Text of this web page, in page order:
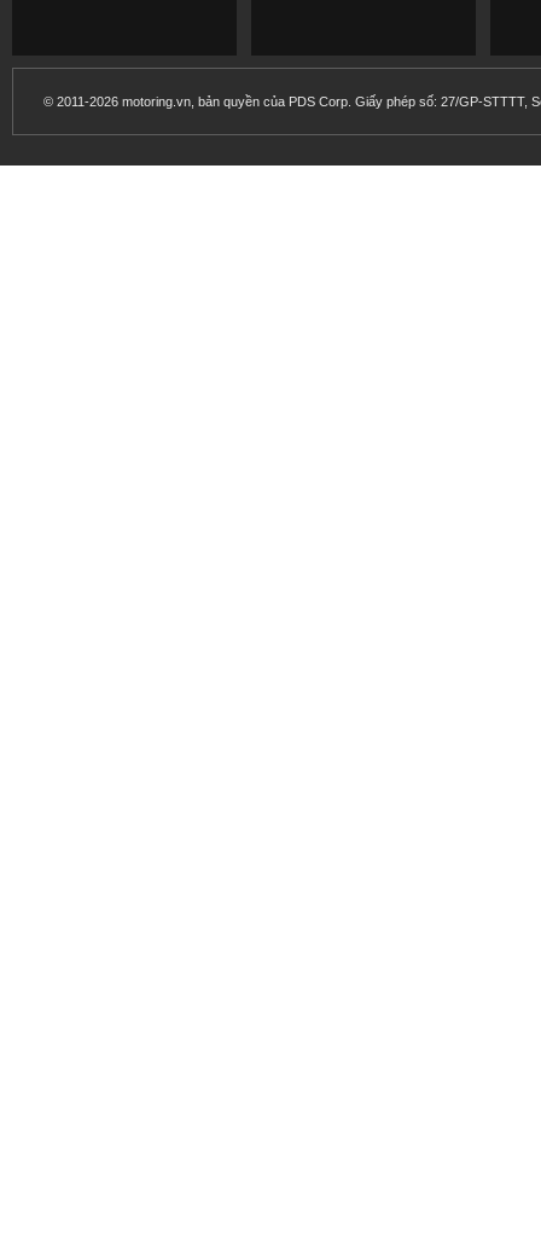
© 2011-2026 motoring.vn, bản quyền của PDS Corp. Giấy phép số: 27/GP-STTTT,